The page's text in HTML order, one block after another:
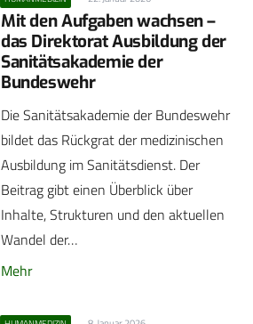
Mit den Aufgaben wachsen –
das Direktorat Ausbildung der
Sanitätsakademie der
Bundeswehr
Die Sanitätsakademie der Bundeswehr
bildet das Rückgrat der medizinischen
Ausbildung im Sanitätsdienst. Der
Beitrag gibt einen Überblick über
Inhalte, Strukturen und den aktuellen
Wandel der…
Mehr